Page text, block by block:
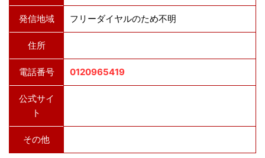
発信地域 フリーダイヤルのため不明
住所
電話番号 0120965419
公式サイ
ト
その他